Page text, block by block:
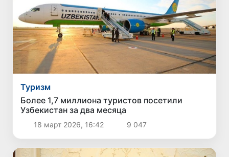
Туризм
Более 1,7 миллиона туристов посетили
Узбекистан за два месяца
18 март 2026, 16:42 9 047